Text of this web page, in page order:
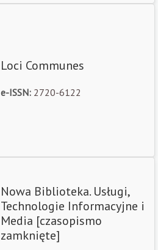
Loci Communes
e-ISSN: 2720-6122
Nowa Biblioteka. Usługi,
Technologie Informacyjne i
Media [czasopismo
zamknięte]